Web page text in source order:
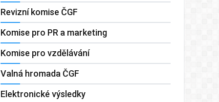
Revizní komise ČGF
Komise pro PR a marketing
Komise pro vzdělávání
Valná hromada ČGF
Elektronické výsledky